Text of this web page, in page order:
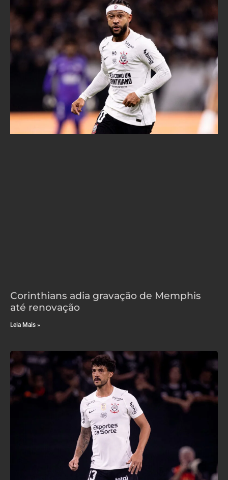
Corinthians adia gravação de Memphis
até renovação
Leia Mais »